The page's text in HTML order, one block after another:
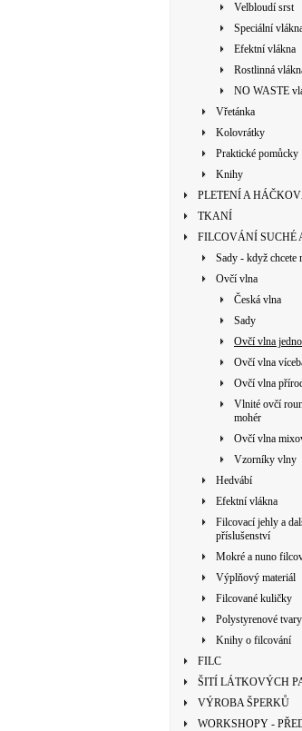
Velbloudí srst
Speciální
Efektní vlákna
Rostlinná
NO WASTE
Vřetánka
Kolovrátky
Praktické pomůcky
Knihy
PLETENÍ A
TKANÍ
FILCOVÁNÍ SUCHÉ
Sady - když chcete
Ovčí vlna
Česká vlna
Sady
Ovčí vlna
Ovčí vlna
Ovčí vlna
Vlnité ovčí
mohér
Ovčí vlna
Vzorníky vlny
Hedvábí
Efektní vlákna
Filcovací jehly a
příslušenství
Mokré a nuno
Výplňový materiál
Filcované kuličky
Polystyrenové tvary
Knihy o filcování
FILC
ŠITÍ LÁTKOVÝCH
VÝROBA ŠPERKŮ
WORKSHOPY -